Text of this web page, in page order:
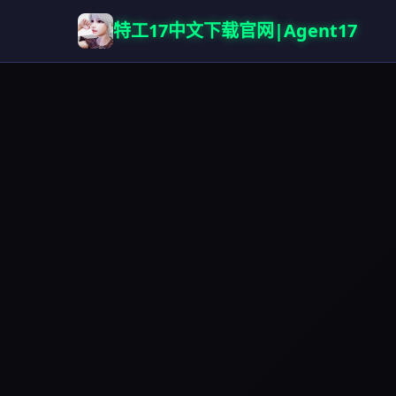
特工17中文下载官网|Agent17